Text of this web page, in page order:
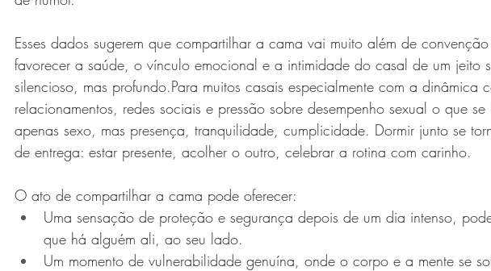
Esses dados sugerem que compartilhar a cama vai muito além de
favorecer a saúde, o vínculo emocional e a intimidade do casal de um jeito
silencioso, mas profundo.Para muitos casais especialmente com a dinâmica
relacionamentos, redes sociais e pressão sobre desempenho sexual o que
apenas sexo, mas presença, tranquilidade, cumplicidade. Dormir junto se
de entrega: estar presente, acolher o outro, celebrar a rotina com carinho.
O ato de compartilhar a cama pode oferecer:
Uma sensação de proteção e segurança depois de um dia intenso,
que há alguém ali, ao seu lado.
Um momento de vulnerabilidade genuína, onde o corpo e a mente se